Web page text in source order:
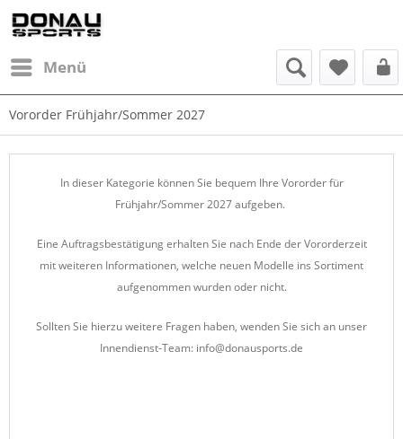
Menü
Vororder Frühjahr/Sommer 2027
In dieser Kategorie können Sie bequem Ihre Vororder für
Frühjahr/Sommer 2027 aufgeben.
Eine Auftragsbestätigung erhalten Sie nach Ende der Vororderzeit
mit weiteren Informationen, welche neuen Modelle ins Sortiment
aufgenommen wurden oder nicht.
Sollten Sie hierzu weitere Fragen haben, wenden Sie sich an unser
Innendienst-Team: info@donausports.de